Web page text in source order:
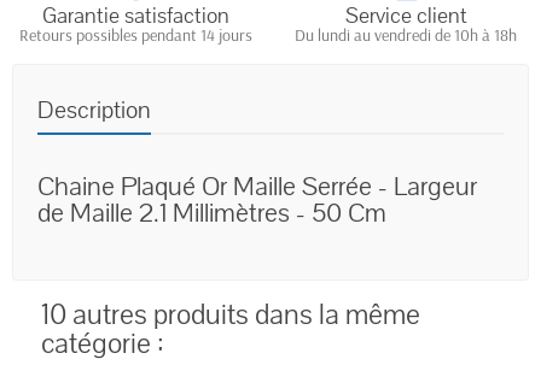
Garantie satisfaction
Retours possibles pendant 14 jours
Service client
Du lundi au vendredi de 10h à 18h
Description
Chaine Plaqué Or Maille Serrée - Largeur
de Maille 2.1 Millimètres - 50 Cm
10 autres produits dans la même
catégorie :